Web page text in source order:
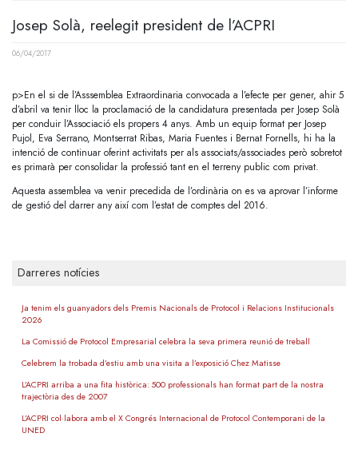
Josep Solà, reelegit president de l’ACPRI
06/04/2017
p>En el si de l’Asssemblea Extraordinaria convocada a l’efecte per gener, ahir 5
d’abril va tenir lloc la proclamació de la candidatura presentada per Josep Solà
per conduir l’Associació els propers 4 anys. Amb un equip format per Josep
Pujol, Eva Serrano, Montserrat Ribas, Maria Fuentes i Bernat Fornells, hi ha la
intenció de continuar oferint activitats per als associats/associades però sobretot
es primarà per consolidar la professió tant en el terreny public com privat.
Aquesta assemblea va venir precedida de l’ordinària on es va aprovar l’informe
de gestió del darrer any així com l’estat de comptes del 2016.
Darreres notícies
Ja tenim els guanyadors dels Premis Nacionals de Protocol i Relacions Institucionals
2026
La Comissió de Protocol Empresarial celebra la seva primera reunió de treball
Celebrem la trobada d’estiu amb una visita a l’exposició Chez Matisse
L’ACPRI arriba a una fita històrica: 500 professionals han format part de la nostra
trajectòria des de 2007
L’ACPRI col·labora amb el X Congrés Internacional de Protocol Contemporani de la
UNED